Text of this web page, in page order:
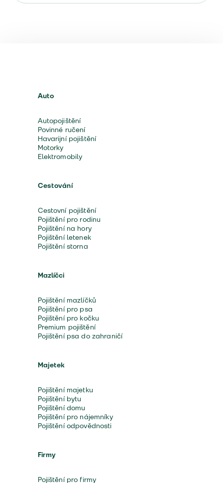
Auto
Autopojištění
Povinné ručení
Havarijní pojištění
Motorky
Elektromobily
Cestování
Cestovní pojištění
Pojištění pro rodinu
Pojištění na hory
Pojištění letenek
Pojištění storna
Mazlíčci
Pojištění mazlíčků
Pojištění pro psa
Pojištění pro kočku
Premium pojištění
Pojištění psa do zahraničí
Majetek
Pojištění majetku
Pojištění bytu
Pojištění domu
Pojištění pro nájemníky
Pojištění odpovědnosti
Firmy
Pojištění pro firmy